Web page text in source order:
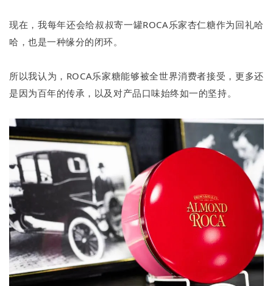
现在，我每年还会给叔叔寄一罐ROCA乐家杏仁糖作为回礼哈
哈，也是一种缘分的闭环。
所以我认为，ROCA乐家糖能够被全世界消费者接受，更多还
是因为百年的传承，以及对产品口味始终如一的坚持。